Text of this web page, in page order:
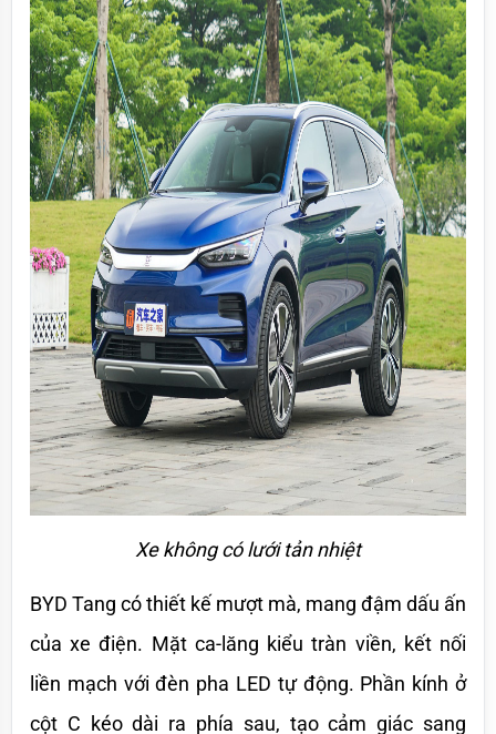
Xe không có lưới tản nhiệt
BYD Tang có thiết kế mượt mà, mang đậm dấu ấn
của xe điện. Mặt ca-lăng kiểu tràn viền, kết nối
liền mạch với đèn pha LED tự động. Phần kính ở
cột C kéo dài ra phía sau, tạo cảm giác sang